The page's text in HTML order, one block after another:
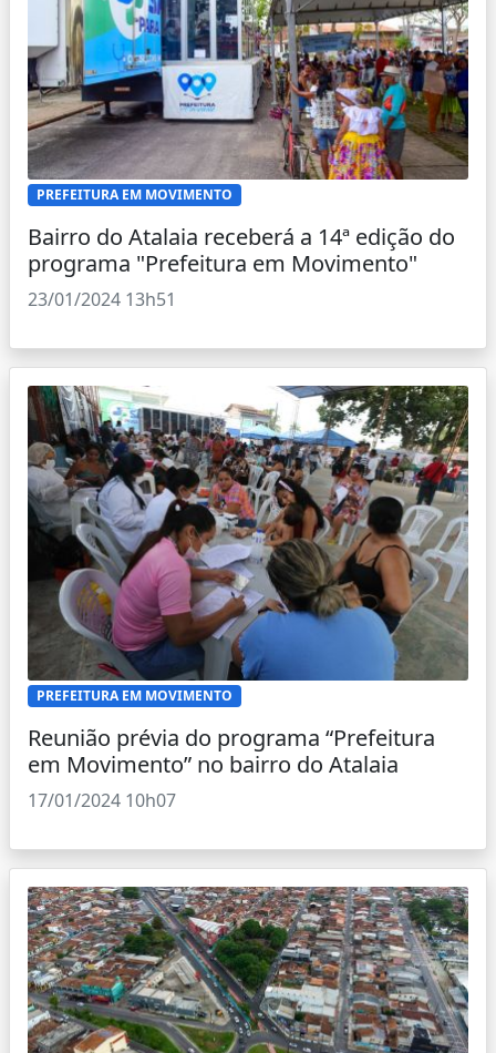
PREFEITURA EM MOVIMENTO
Bairro do Atalaia receberá a 14ª edição do
programa "Prefeitura em Movimento"
23/01/2024 13h51
PREFEITURA EM MOVIMENTO
Reunião prévia do programa “Prefeitura
em Movimento” no bairro do Atalaia
17/01/2024 10h07